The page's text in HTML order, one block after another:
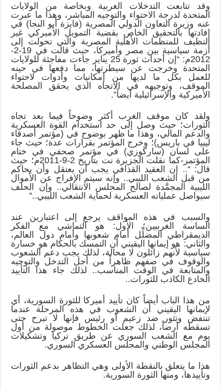
وقد تتابعت التدخلات الغربية وبخاصة من الولايات
المتحدة لدرجة الاحتواء والتوجيه المباشر، وهذا ما عبرت
عنه وزيرة التعاون الدولي المصرية (فايزة أبو النجا) في
إفادتها بالتحقيق الخاص بقضية التمويل الأميركي غير
النظيف للمنظمات الأهلية المصرية والتي تحولت إلى
أزمة سياسية بين مصر وأميركا، حيث قالت في 19-2-
2012م: “إن أحداث ثورة 25 يناير جاءت مفاجئة للولايات
المتحدة وخرجت عن سيطرتها، مما دفعها في حينه
للعمل بكل ما لديها من إمكانيات وأدوات لاحتواء
الموقف، وتوجيهه في الاتجاه الذي يحقق المصلحة
الأميركية والإسرائيلية أيضاً”.
ولقد كان موقف الغرب أكثر وضوحاً فيما بعد تجاه
الثورات؛ حيث وصل إلى حد استخدام القوة العسكرية
والدعم المالي، وهذا ما ظهر بوضوح في (مؤتمر أصدقاء
ليبيا في باريس)؛ وخرج المؤتمر بقرارات عدة؛ حيث جاء
على لسان (ساركوزي) في مؤتمر صحفي في ختام
المؤتمر-كما نقلت الجزيرة نت بتاريخ 2-9-2011م؛ حيث
قال: “.. إن العقيد القذافي يجب أن يعتقل وأن يحاكم
من قبل الشعب الليبي.. وإنه سيتم الإفراج عن الأموال
الليبية المجمَّدة لصالح المجلس الانتقالي.. وإن الحلف
سيواصل عملياته العسكرية لحماية الشعب الليبي..”
والسبب في هذه المواقف يرجع إلى اعتبارين عند
الساسة الغربيين؛ الأول: هو التماشي مع الفكر
الديمقراطي المضلِّل أمام شعوبها وأمام دول العالم،
والثاني: هو إيمانها اليقيني أن التمسك بالحكام هو خسارة
سياسية لأنهم زائلون لا محالة، لذلك يجب دعم الشعوب
والوقوف في صفهم ظاهراً من أجل التدخل والتوجيه
والمتابعة في الوقت المناسب.. لذلك جاء هذا التأييد
الخادع الكاذب للثورات..
من هذا الباب أيضاً كان تأييد أميركا للثورة السورية، أي
لإيمانها اليقيني أن الشعوب في هذه المرحلة عندما
تنتفض وتثور ضد زعيم أو رئيس فإنها لا تبرح حتى
تسقطه أرضاً، لذلك جعلت الخطوط موصولة من أول
يوم مع الشعب السوري عن طريق تركيا وتشكيلات
المجلس الوطني والمجلس العسكري السوري.
هذا ما يتعلق بالنقطة الأولى وهي التظاهر بدعم الثورات
وتأييدها، ومنها الثورة السورية.